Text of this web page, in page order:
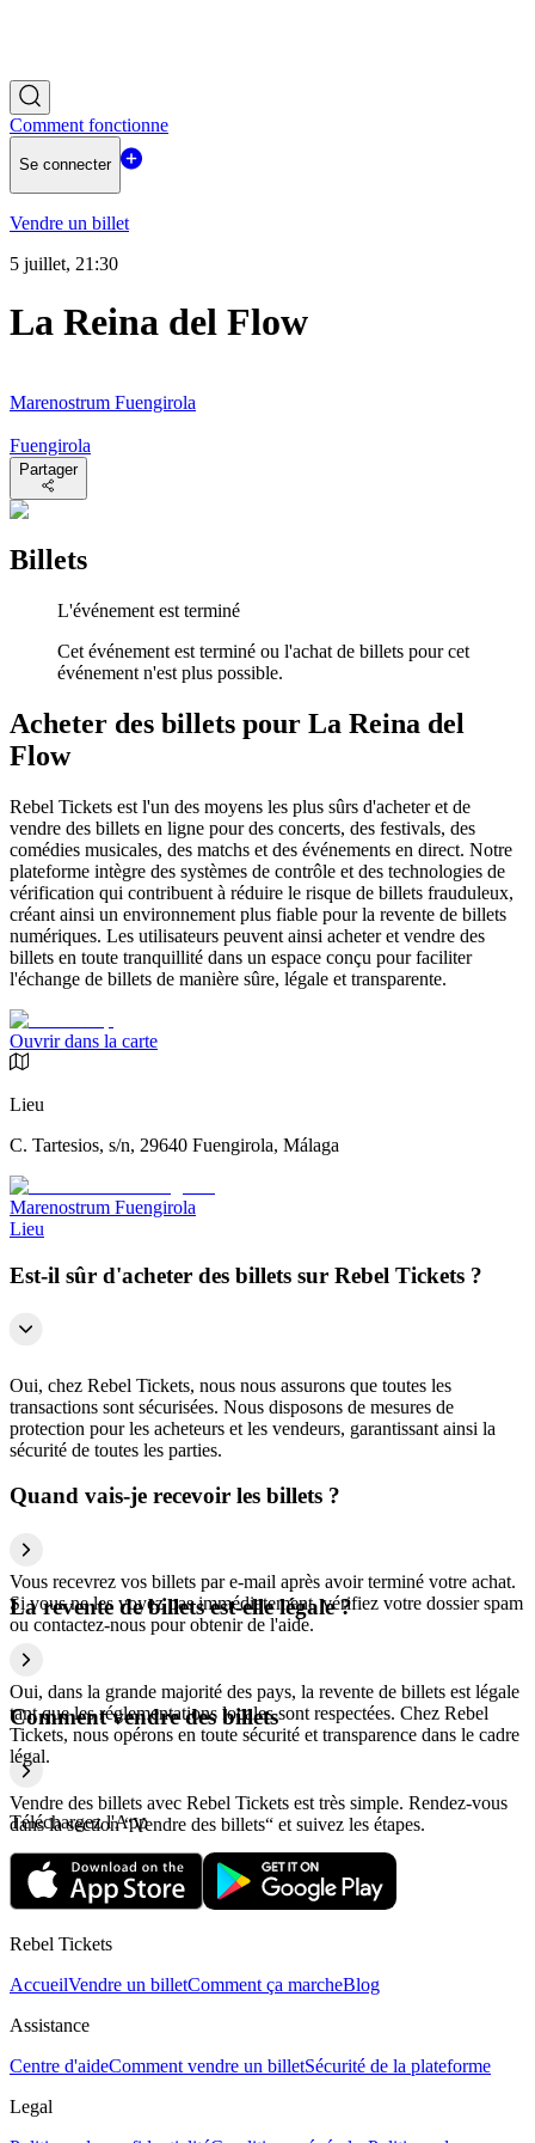
Comment fonctionne
Se connecter
Vendre un billet
5 juillet, 21:30
La Reina del Flow
Marenostrum Fuengirola
Fuengirola
Partager
Billets
L'événement est terminé
Cet événement est terminé ou l'achat de billets pour cet
événement n'est plus possible.
Acheter des billets pour La Reina del
Flow
Rebel Tickets est l'un des moyens les plus sûrs d'acheter et de
vendre des billets en ligne pour des concerts, des festivals, des
comédies musicales, des matchs et des événements en direct. Notre
plateforme intègre des systèmes de contrôle et des technologies de
vérification qui contribuent à réduire le risque de billets frauduleux,
créant ainsi un environnement plus fiable pour la revente de billets
numériques. Les utilisateurs peuvent ainsi acheter et vendre des
billets en toute tranquillité dans un espace conçu pour faciliter
l'échange de billets de manière sûre, légale et transparente.
Ouvrir dans la carte
Lieu
C. Tartesios, s/n, 29640 Fuengirola, Málaga
Marenostrum Fuengirola
Lieu
Est-il sûr d'acheter des billets sur Rebel Tickets ?
Oui, chez Rebel Tickets, nous nous assurons que toutes les
transactions sont sécurisées. Nous disposons de mesures de
protection pour les acheteurs et les vendeurs, garantissant ainsi la
sécurité de toutes les parties.
Quand vais-je recevoir les billets ?
Vous recevrez vos billets par e-mail après avoir terminé votre achat.
Si vous ne les voyez pas immédiatement, vérifiez votre dossier spam
ou contactez-nous pour obtenir de l'aide.
La revente de billets est-elle légale ?
Oui, dans la grande majorité des pays, la revente de billets est légale
tant que les réglementations locales sont respectées. Chez Rebel
Tickets, nous opérons en toute sécurité et transparence dans le cadre
légal.
Comment vendre des billets
Vendre des billets avec Rebel Tickets est très simple. Rendez-vous
dans la section “Vendre des billets“ et suivez les étapes.
Téléchargez l'App
Rebel Tickets
AccueilVendre un billetComment ça marcheBlog
Assistance
Centre d'aideComment vendre un billetSécurité de la plateforme
Legal